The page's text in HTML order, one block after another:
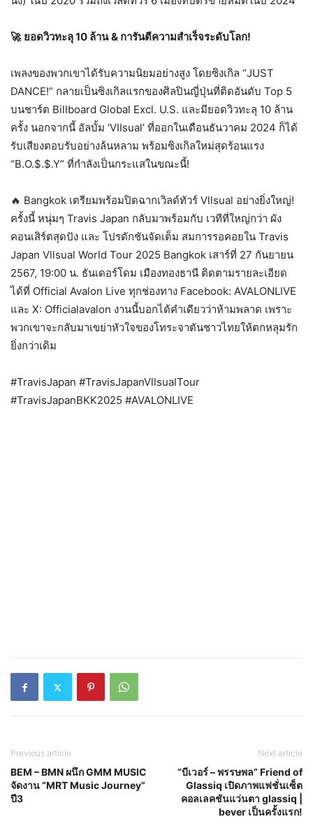
🚀 ยอดวิวทะลุ10 ล้าน & การันตีความสำเร็จระดับโลก!
เพลงของพวกเขาได้รับความนิยมอย่างสูง โดยซิงเกิล “JUST
DANCE!” กลายเป็นซิงเกิลแรกของศิลปินญี่ปุ่นที่ติดอันดับ Top 5
บนชาร์ต Billboard Global Excl. U.S. และมียอดวิวทะลุ 10 ล้าน
ครั้ง นอกจากนี้ อัลบั้ม ‘VIIsual’ ที่ออกในเดือนธันวาคม 2024 ก็ได้
รับเสียงตอบรับอย่างล้นหลาม พร้อมซิงเกิลใหม่สุดร้อนแรง
“B.O.$.$.Y” ที่กำลังเป็นกระแสในขณะนี้!
🔥 Bangkok เตรียมพร้อมปิดฉากเวิลด์ทัวร์ Vllsual อย่างยิ่งใหญ่!
ครั้งนี้ หนุ่มๆ Travis Japan กลับมาพร้อมกับ เวทีที่ใหญ่กว่า ผัง
คอนเสิร์ตสุดปัง และ โปรดักชันจัดเต็ม สมการรอคอยใน Travis
Japan Vllsual World Tour 2025 Bangkok เสาร์ที่ 27 กันยายน
2567, 19:00 น. ธันเดอร์โดม เมืองทองธานี ติดตามรายละเอียด
ได้ที่ Official Avalon Live ทุกช่องทาง Facebook: AVALONLIVE
และ X: Officialavalon งานนี้บอกได้คำเดียวว่าห้ามพลาด เพราะ
พวกเขาจะกลับมาเขย่าหัวใจของโทระจาตันชาวไทยให้ตกหลุมรัก
ยิ่งกว่าเดิม
#TravisJapan #TravisJapanVllsualTour
#TravisJapanBKK2025 #AVALONLIVE
Previous article
BEM – BMN ผนึก GMM MUSIC
จัดงาน “MRT Music Journey”
ปี3
Next article
“บีเวอร์ – พรรษพล” Friend of
Glassiq เปิดภาพแฟชั่นเซ็ต
คอลเลคชันแว่นตา glassiq |
bever เป็นครั้งแรก!